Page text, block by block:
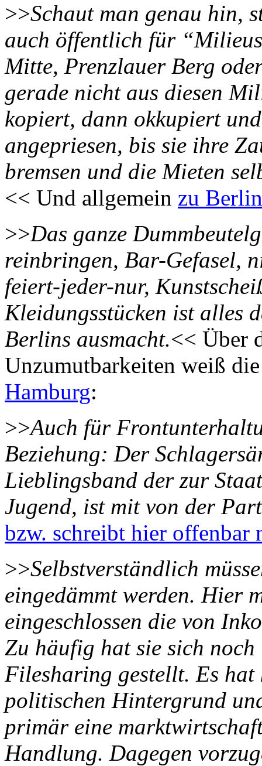
>>Schaut man genau hin,
auch öffentlich für
Mitte, Prenzlauer Berg
gerade nicht aus diesen
kopiert, dann okkupiert
angepriesen, bis sie ihre
bremsen und die Mieten
<< Und allgemein zu Berlin
>>Das ganze
reinbringen, Bar-Gefasel,
feiert-jeder-nur,
Kleidungsstücken ist alles
Berlins ausmacht.<< Über
Unzumutbarkeiten weiß
Hamburg:
>>Auch für
Beziehung: Der
Lieblingsband der zur
Jugend, ist mit von der
bzw. schreibt hier offenbar
>>Selbstverständlich
eingedämmt werden. Hier
eingeschlossen die von
Zu häufig hat sie sich
Filesharing gestellt. Es hat
politischen Hintergrund
primär eine
Handlung. Dagegen